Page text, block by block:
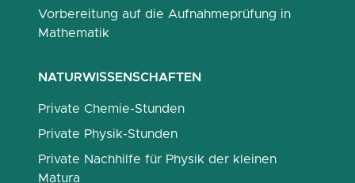
Vorbereitung auf die Aufnahmeprüfung in
Mathematik
NATURWISSENSCHAFTEN
Private Chemie-Stunden
Private Physik-Stunden
Private Nachhilfe für Physik der kleinen
Matura